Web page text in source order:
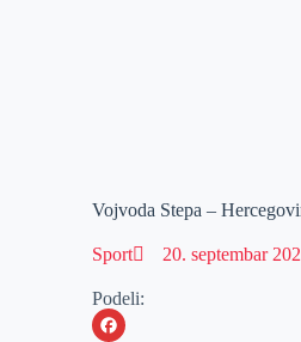
Vojvoda Stepa –
Sport 20. septembar
Podeli: